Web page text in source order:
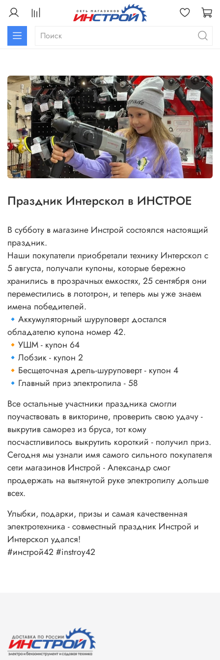
Праздник Интерскол в ИНСТРОЕ
В субботу в магазине Инстрой состоялся настоящий
праздник.
Наши покупатели приобретали технику Интерскол с
5 августа, получали купоны, которые бережно
хранились в прозрачных емкостях, 25 сентября они
переместились в лототрон, и теперь мы уже знаем
имена победителей.
🔹Аккумуляторный шуруповерт достался
обладателю купона номер 42.
🔸УШМ - купон 64
🔹Лобзик - купон 2
🔸Бесщеточная дрель-шуруповерт - купон 4
🔹Главный приз электропила - 58
Все остальные участники праздника смогли
поучаствовать в викторине, проверить свою удачу -
выкрутив саморез из бруса, тот кому
посчастливилось выкрутить короткий - получил приз.
Сегодня мы узнали имя самого сильного покупателя
сети магазинов Инстрой - Александр смог
продержать на вытянутой руке электропилу дольше
всех.
Улыбки, подарки, призы и самая качественная
электротехника - совместный праздник Инстрой и
Интерскол удался!
#инстрой42 #instroy42